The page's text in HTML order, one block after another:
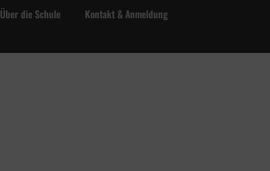
Über die Schule
Kontakt & Anmeldung